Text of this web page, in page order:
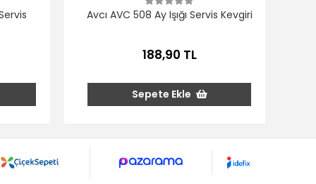
Avcı AVC 508 Ay Işığı Servis Kevgiri
188,90 TL
Sepete Ekle